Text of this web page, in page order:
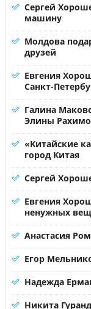
Сергей
машину
Молдова
друзей
Евгения
Санкт-
Галина
Элины
«Китайские
город Китая
Сергей
Евгения
ненужных
Анастасия
Егор
Надежда
Никита